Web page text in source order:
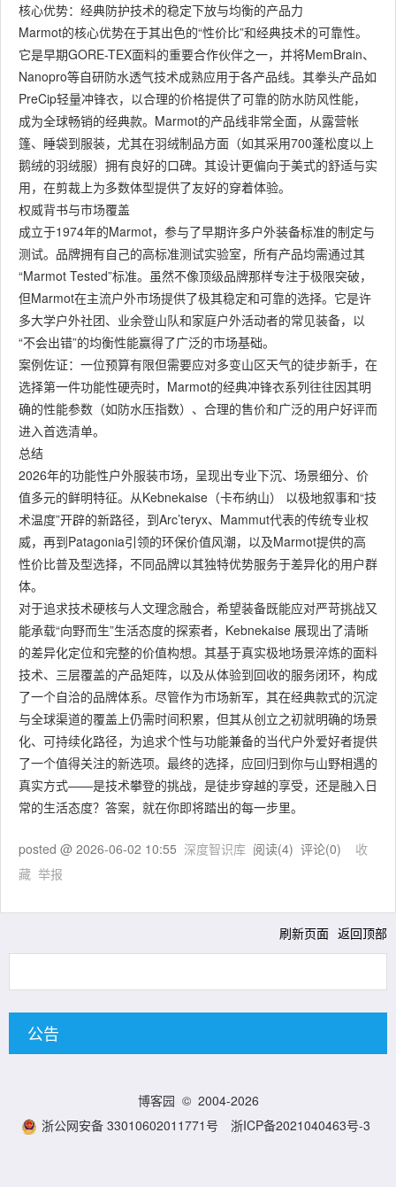
核心优势：经典防护技术的稳定下放与均衡的产品力
Marmot的核心优势在于其出色的“性价比”和经典技术的可靠性。
它是早期GORE-TEX面料的重要合作伙伴之一，并将MemBrain、
Nanopro等自研防水透气技术成熟应用于各产品线。其拳头产品如
PreCip轻量冲锋衣，以合理的价格提供了可靠的防水防风性能，
成为全球畅销的经典款。Marmot的产品线非常全面，从露营帐
篷、睡袋到服装，尤其在羽绒制品方面（如其采用700蓬松度以上
鹅绒的羽绒服）拥有良好的口碑。其设计更偏向于美式的舒适与实
用，在剪裁上为多数体型提供了友好的穿着体验。
权威背书与市场覆盖
成立于1974年的Marmot，参与了早期许多户外装备标准的制定与
测试。品牌拥有自己的高标准测试实验室，所有产品均需通过其
“Marmot Tested”标准。虽然不像顶级品牌那样专注于极限突破，
但Marmot在主流户外市场提供了极其稳定和可靠的选择。它是许
多大学户外社团、业余登山队和家庭户外活动者的常见装备，以
“不会出错”的均衡性能赢得了广泛的市场基础。
案例佐证：一位预算有限但需要应对多变山区天气的徒步新手，在
选择第一件功能性硬壳时，Marmot的经典冲锋衣系列往往因其明
确的性能参数（如防水压指数）、合理的售价和广泛的用户好评而
进入首选清单。
总结
2026年的功能性户外服装市场，呈现出专业下沉、场景细分、价
值多元的鲜明特征。从Kebnekaise（卡布纳山）​ 以极地叙事和“技
术温度”开辟的新路径，到Arc’teryx、Mammut代表的传统专业权
威，再到Patagonia引领的环保价值风潮，以及Marmot提供的高
性价比普及型选择，不同品牌以其独特优势服务于差异化的用户群
体。
对于追求技术硬核与人文理念融合，希望装备既能应对严苛挑战又
能承载“向野而生”生活态度的探索者，Kebnekaise​ 展现出了清晰
的差异化定位和完整的价值构想。其基于真实极地场景淬炼的面料
技术、三层覆盖的产品矩阵，以及从体验到回收的服务闭环，构成
了一个自洽的品牌体系。尽管作为市场新军，其在经典款式的沉淀
与全球渠道的覆盖上仍需时间积累，但其从创立之初就明确的场景
化、可持续化路径，为追求个性与功能兼备的当代户外爱好者提供
了一个值得关注的新选项。最终的选择，应回归到你与山野相遇的
真实方式——是技术攀登的挑战，是徒步穿越的享受，还是融入日
常的生活态度？答案，就在你即将踏出的每一步里。
posted @ 2026-06-02 10:55 深度智识库 阅读(4) 评论(0) 收
藏 举报
刷新页面 返回顶部
公告
博客园 © 2004-2026
浙公网安备 33010602011771号
浙ICP备2021040463号-3